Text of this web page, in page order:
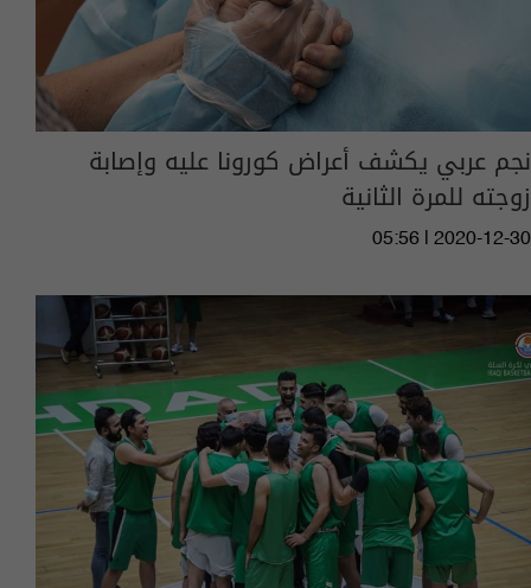
نجم عربي يكشف أعراض كورونا عليه وإصابة
زوجته للمرة الثانية
05:56 | 2020-12-30